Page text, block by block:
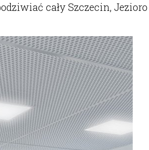
cały Szczecin,